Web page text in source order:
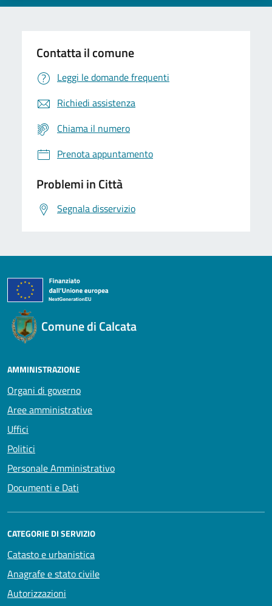
Contatta il comune
Leggi le domande frequenti
Richiedi assistenza
Chiama il numero
Prenota appuntamento
Problemi in Città
Segnala disservizio
Comune di Calcata
AMMINISTRAZIONE
Organi di governo
Aree amministrative
Uffici
Politici
Personale Amministrativo
Documenti e Dati
CATEGORIE DI SERVIZIO
Catasto e urbanistica
Anagrafe e stato civile
Autorizzazioni